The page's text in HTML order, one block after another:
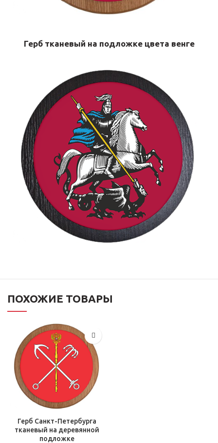
Герб тканевый на подложке цвета венге
ПОХОЖИЕ ТОВАРЫ
Герб Санкт-Петербурга
тканевый на деревянной
подложке